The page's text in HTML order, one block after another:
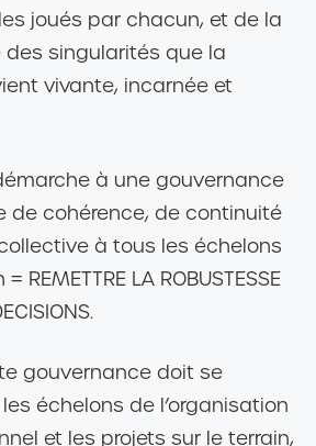
joués par chacun, et de la
singularités que la
vivante, incarnée et
à une gouvernance
de cohérence, de continuité
à tous les échelons
REMETTRE LA ROBUSTESSE
gouvernance doit se
échelons de l’organisation
et les projets sur le terrain,